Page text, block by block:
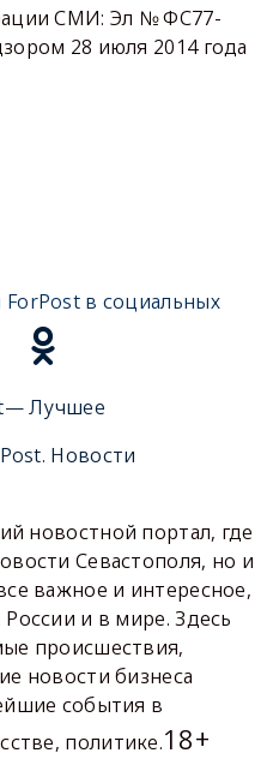
СМИ: Эл № ФС77-
28 июля 2014 года
в социальных
Лучшее
Новости
новостной портал, где
Севастополя, но и
важное и интересное,
и в мире. Здесь
происшествия,
новости бизнеса
события в
политике.18+